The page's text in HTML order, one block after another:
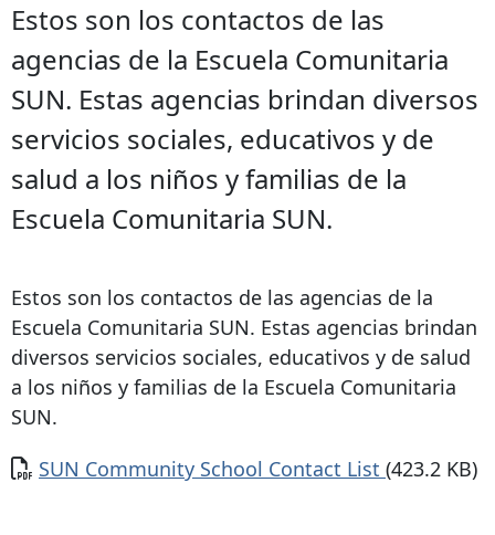
Estos son los contactos de las
agencias de la Escuela Comunitaria
SUN. Estas agencias brindan diversos
servicios sociales, educativos y de
salud a los niños y familias de la
Escuela Comunitaria SUN.
Estos son los contactos de las agencias de la
Escuela Comunitaria SUN. Estas agencias brindan
diversos servicios sociales, educativos y de salud
a los niños y familias de la Escuela Comunitaria
SUN.
Documento
SUN Community School Contact List (423.2 KB)